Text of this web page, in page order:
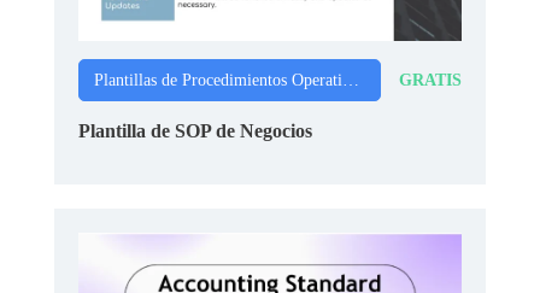
Plantillas de Procedimientos Operativos Estándar GRATIS
Plantilla de SOP de Negocios